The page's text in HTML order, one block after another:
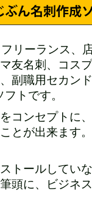
名刺倶楽部」が無
名刺作成＆印刷ソ
紙に対応 メディア
、mixiなどの情
も印刷できる名刺
リーランス、
友名刺、コス
副職用セカン
トです。
コンセプトに
とが出来ます
トールしてい
頭に、ビジネ